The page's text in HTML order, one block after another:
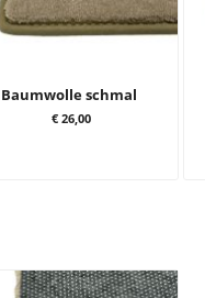
Baumwolle schmal
€ 26,00